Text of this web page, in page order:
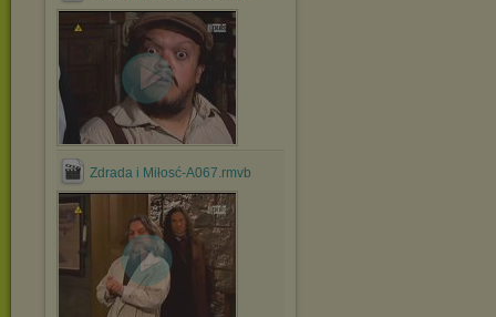
Zdrada i Miłosć-A067.rmvb